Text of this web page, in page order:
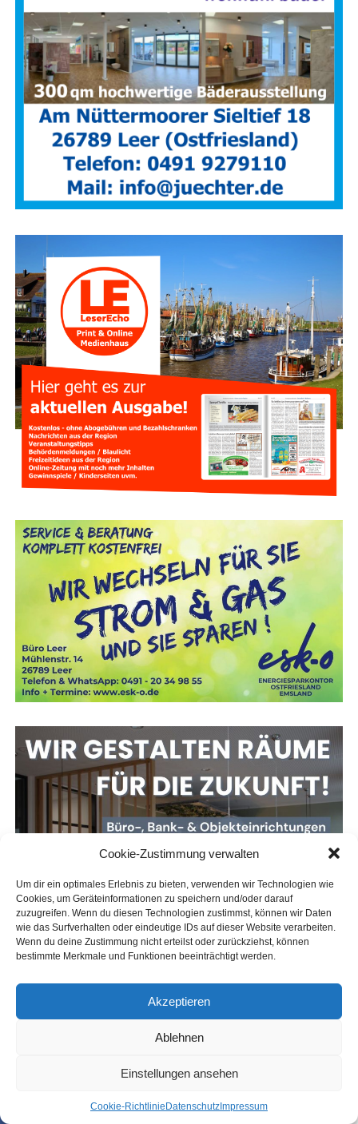
Cookie-Zustimmung verwalten
Um dir ein optimales Erlebnis zu bieten, verwenden wir Technologien wie
Cookies, um Geräteinformationen zu speichern und/oder darauf
zuzugreifen. Wenn du diesen Technologien zustimmst, können wir Daten
wie das Surfverhalten oder eindeutige IDs auf dieser Website verarbeiten.
Wenn du deine Zustimmung nicht erteilst oder zurückziehst, können
bestimmte Merkmale und Funktionen beeinträchtigt werden.
Akzeptieren
Ablehnen
Einstellungen ansehen
Coo­kie-Richt­li­nie Daten­schutz Impres­sum
SHARE TWEET